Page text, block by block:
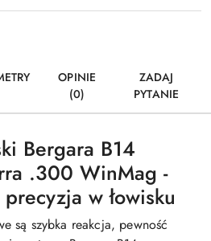
OPINIE
(0)
ZADAJ
PYTANIE
Bergara B14
.300 WinMag -
w łowisku
są szybka reakcja, pewność